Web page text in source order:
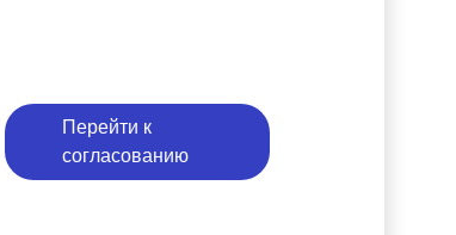
Перейти к
согласованию